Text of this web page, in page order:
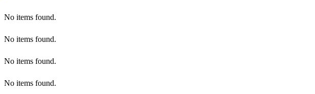
No items found.
No items found.
No items found.
No items found.